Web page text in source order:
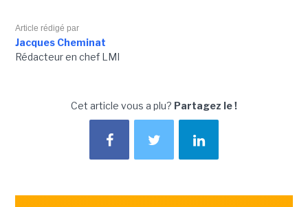
Article rédigé par
Jacques Cheminat
Rédacteur en chef LMI
Cet article vous a plu? Partagez le !